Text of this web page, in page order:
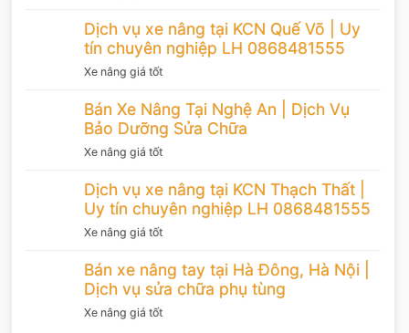
Dịch vụ xe nâng tại KCN Quế Võ | Uy
tín chuyên nghiệp LH 0868481555
Xe nâng giá tốt
Bán Xe Nâng Tại Nghệ An | Dịch Vụ
Bảo Dưỡng Sửa Chữa
Xe nâng giá tốt
Dịch vụ xe nâng tại KCN Thạch Thất |
Uy tín chuyên nghiệp LH 0868481555
Xe nâng giá tốt
Bán xe nâng tay tại Hà Đông, Hà Nội |
Dịch vụ sửa chữa phụ tùng
Xe nâng giá tốt